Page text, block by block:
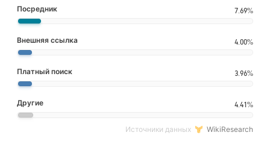
Посредник 7.69%
Внешняя ссылка 4.00%
Платный поиск 3.96%
Другие 4.41%
Источники данных WikiResearch